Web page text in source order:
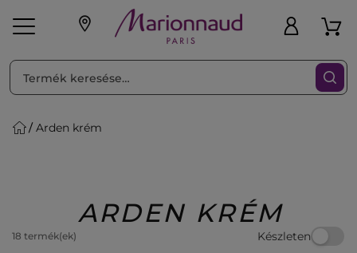
Parfüm
Beauty Promotions
Arden krém
ARDEN KRÉM
18 termék(ek) Készleten
RENDEZéS Szűrő